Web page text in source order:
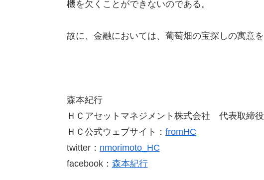
機を欠くことができないのである。
故に、金融においては、葡萄畑の宝探しの寓意
森本紀行
ＨＣアセットマネジメント株式会社 代表取締
ＨＣ公式ウェブサイト： fromHC
twitter： nmorimoto_HC
facebook： 森本紀行